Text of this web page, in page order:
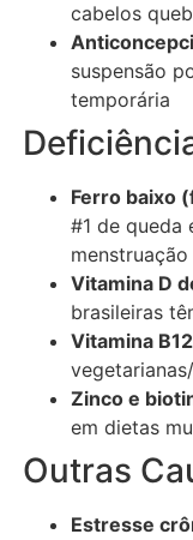
cabelos
suspensão
temporária
Ferro baixo
#1 de
Vitamina D
brasileiras
Vitamina B12
Zinco e
em dietas
Outras
Estresse